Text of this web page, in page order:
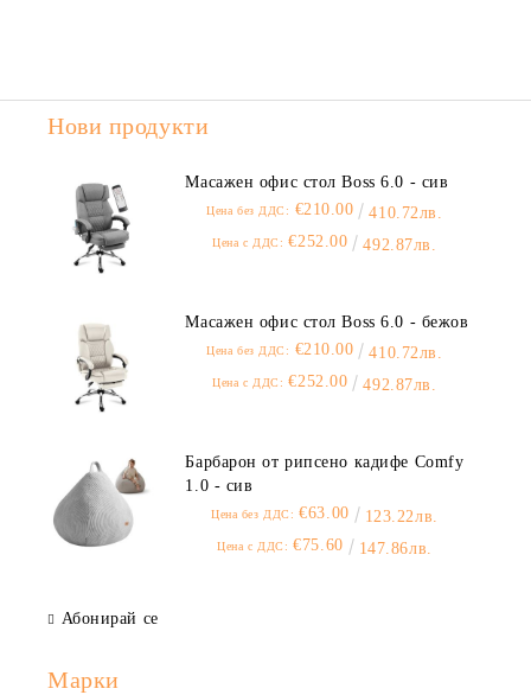
Нови продукти
Масажен офис стол Boss 6.0 - сив
Цена без ДДС: €210.00 410.72лв.
Цена с ДДС: €252.00 492.87лв.
Масажен офис стол Boss 6.0 - бежов
Цена без ДДС: €210.00 410.72лв.
Цена с ДДС: €252.00 492.87лв.
Барбарон от рипсено кадифе Comfy
1.0 - сив
Цена без ДДС: €63.00 123.22лв.
Цена с ДДС: €75.60 147.86лв.
Абонирай се
Марки